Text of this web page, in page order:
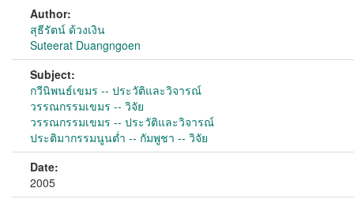
Author:
สุธีรัตน์ ด้วงเงิน
Suteerat Duangngoen
Subject:
กวีนิพนธ์เขมร -- ประวัติและวิจารณ์
วรรณกรรมเขมร -- วิจัย
วรรณกรรมเขมร -- ประวัติและวิจารณ์
ประติมากรรมนูนต่ำ -- กัมพูชา -- วิจัย
Date:
2005